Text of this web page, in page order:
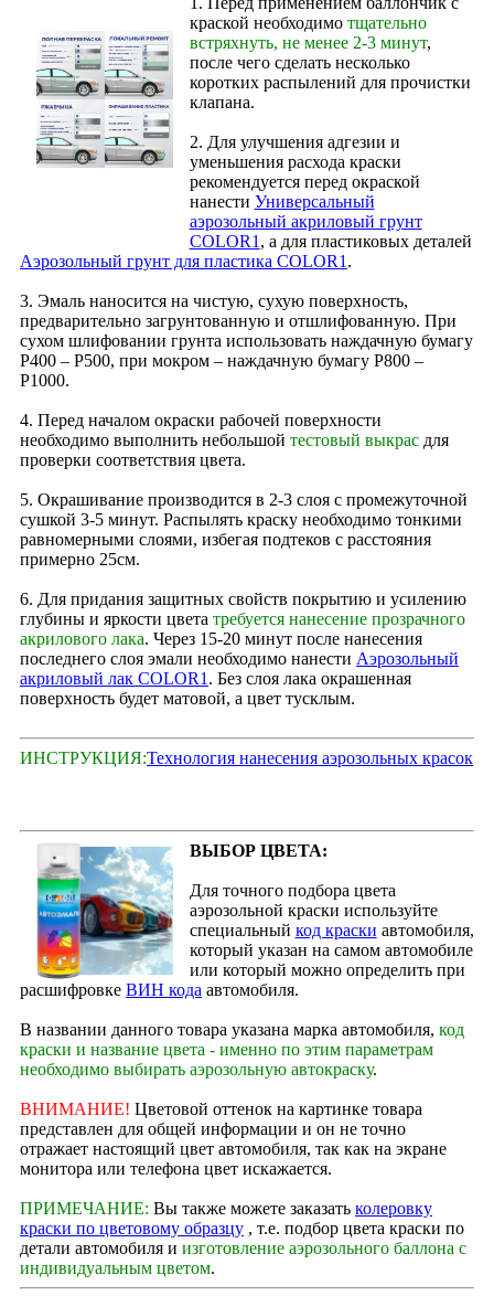
краской необходимо тщательно
встряхнуть, не менее 2-3 минут,
после чего сделать несколько
коротких распылений для прочистки
клапана.
2. Для улучшения адгезии и
уменьшения расхода краски
рекомендуется перед окраской
нанести Универсальный
аэрозольный акриловый грунт
COLOR1 , а для пластиковых деталей
Аэрозольный грунт для пластика COLOR1 .
3. Эмаль наносится на чистую, сухую поверхность,
предварительно загрунтованную и отшлифованную. При
сухом шлифовании грунта использовать наждачную бумагу
Р400 – Р500, при мокром – наждачную бумагу Р800 –
Р1000.
4. Перед началом окраски рабочей поверхности
необходимо выполнить небольшой тестовый выкрас для
проверки соответствия цвета.
5. Окрашивание производится в 2‑3 слоя с промежуточной
сушкой 3-5 минут. Распылять краску необходимо тонкими
равномерными слоями, избегая подтеков с расстояния
примерно 25см.
6. Для придания защитных свойств покрытию и усилению
глубины и яркости цвета требуется нанесение прозрачного
акрилового лака. Через 15‑20 минут после нанесения
последнего слоя эмали необходимо нанести Аэрозольный
акриловый лак COLOR1 . Без слоя лака окрашенная
поверхность будет матовой, а цвет тусклым.
ИНСТРУКЦИЯ:Технология нанесения аэрозольных красок
ВЫБОР ЦВЕТА:
Для точного подбора цвета
аэрозольной краски используйте
специальный код краски автомобиля,
который указан на самом автомобиле
или который можно определить при
расшифровке ВИН кода автомобиля.
В названии данного товара указана марка автомобиля, код
краски и название цвета - именно по этим параметрам
необходимо выбирать аэрозольную автокраску.
ВНИМАНИЕ! Цветовой оттенок на картинке товара
представлен для общей информации и он не точно
отражает настоящий цвет автомобиля, так как на экране
монитора или телефона цвет искажается.
ПРИМЕЧАНИЕ: Вы также можете заказать колеровку
краски по цветовому образцу , т.е. подбор цвета краски по
детали автомобиля и изготовление аэрозольного баллона с
индивидуальным цветом.